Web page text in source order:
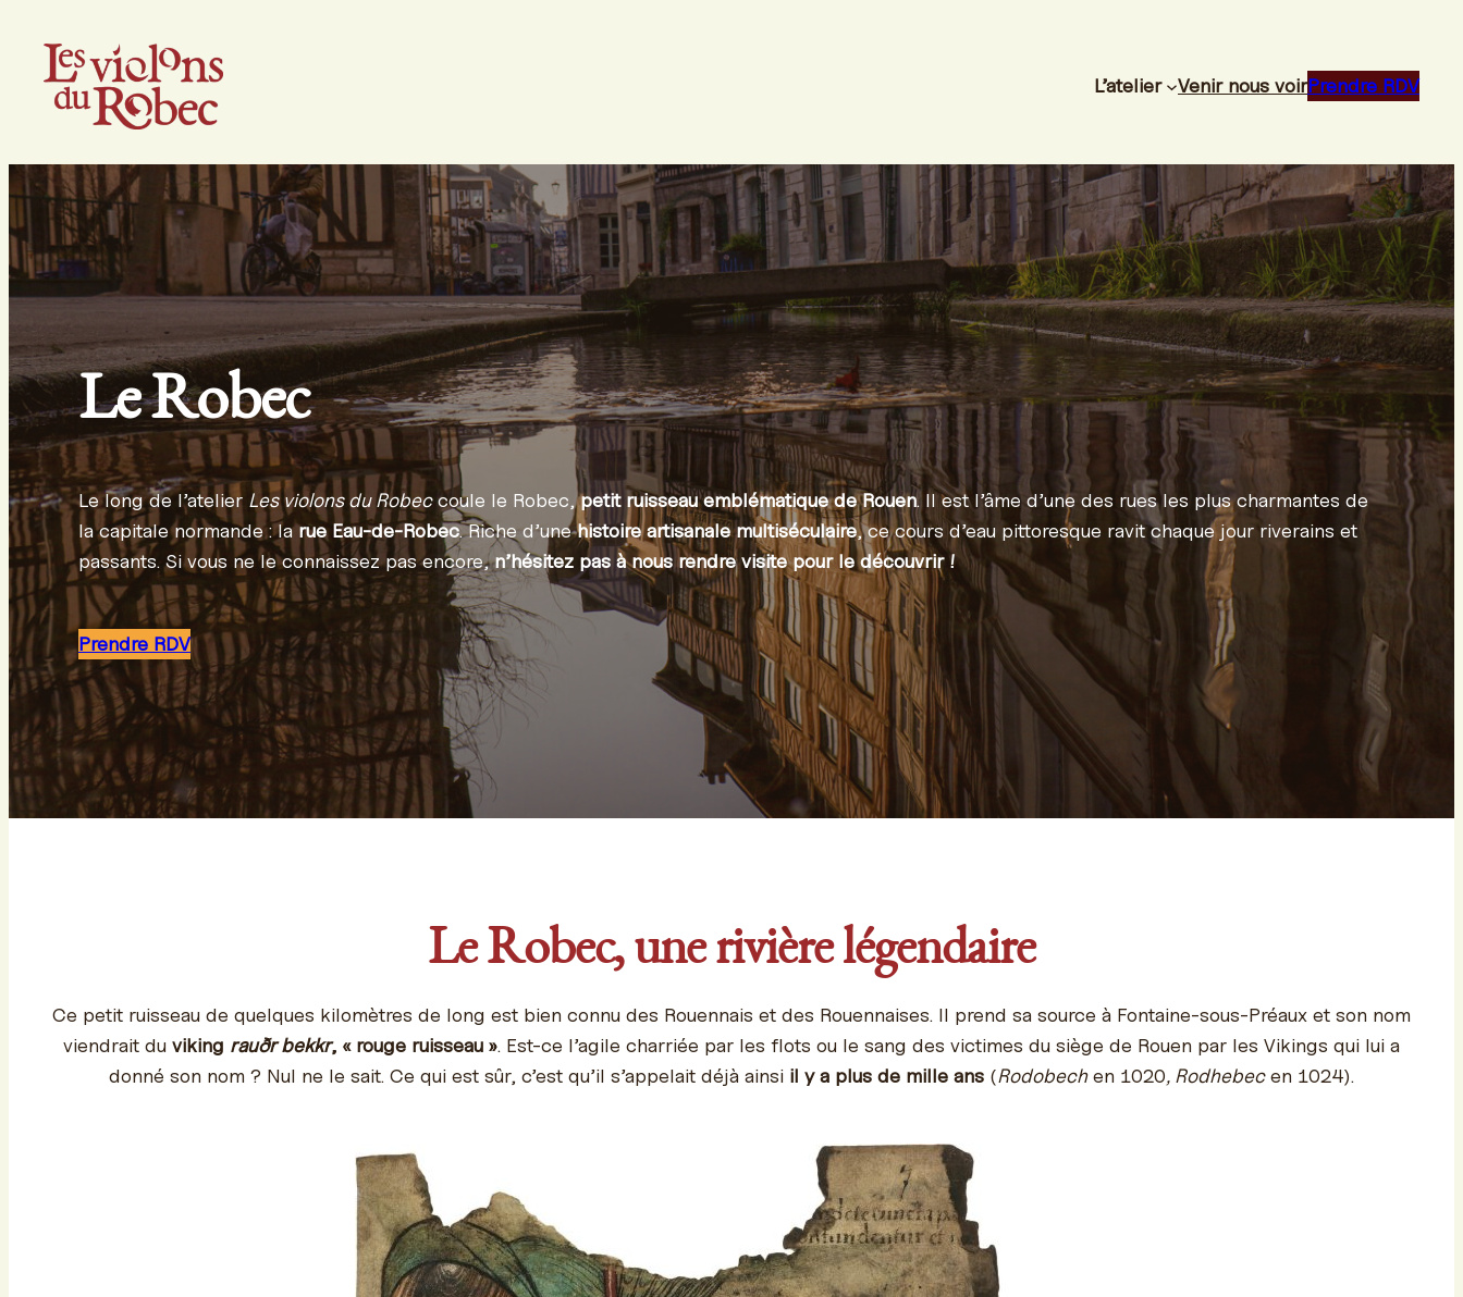
contenu
L’atelier Venir nous voirPrendre RDV
Le Robec
Le long de l’atelier Les violons du Robeccoule le Robec,petit ruisseau emblématique de Rouen. Il est l’âme d’une des rues les plus charmantes de
la capitale normande : larue Eau-de-Robec. Riche d’unehistoire artisanale multiséculaire, ce cours d’eau pittoresque ravit chaque jour riverains et
passants. Si vous ne le connaissez pas encore,n’hésitez pas à nous rendre visite pour le découvrir !
Prendre RDV
Le Robec, une rivière légendaire
Ce petit ruisseau de quelques kilomètres de long est bien connu des Rouennais et des Rouennaises. Il prend sa source à Fontaine-sous-Préaux et son nom
viendrait du viking rauðr bekkr, « rouge ruisseau ». Est-ce l’agile charriée par les flots ou le sang des victimes du siège de Rouen par les Vikings qui lui a
donné son nom ? Nul ne le sait. Ce qui est sûr, c’est qu’il s’appelait déjà ainsi il y a plus de mille ans (Rodobechen 1020, Rodhebecen 1024).